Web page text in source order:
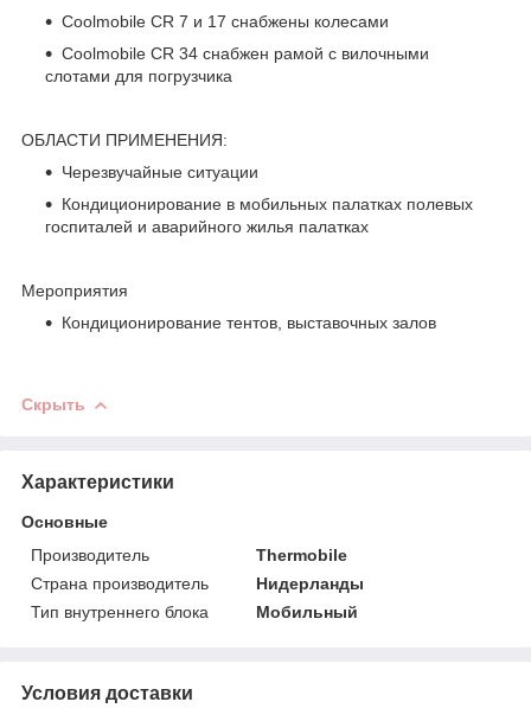
Coolmobile CR 7 и 17 снабжены колесами
Coolmobile CR 34 снабжен рамой с вилочными
слотами для погрузчика
ОБЛАСТИ ПРИМЕНЕНИЯ:
Черезвучайные ситуации
Кондиционирование в мобильных палатках полевых
госпиталей и аварийного жилья палатках
Мероприятия
Кондиционирование тентов, выставочных залов
Скрыть
Характеристики
Основные
Производитель
Thermobile
Страна производитель
Нидерланды
Тип внутреннего блока
Мобильный
Условия доставки